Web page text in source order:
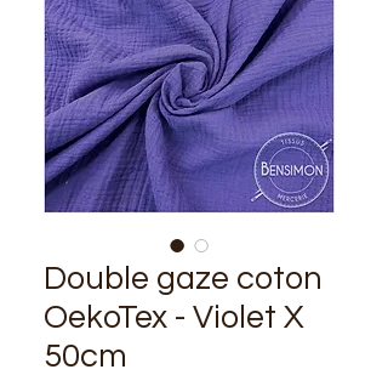
Double gaze coton
OekoTex - Violet X
50cm